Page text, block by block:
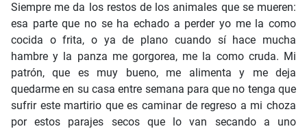
Siempre me da los restos de los animales que se mueren:
esa parte que no se ha echado a perder yo me la como
cocida o frita, o ya de plano cuando sí hace mucha
hambre y la panza me gorgorea, me la como cruda. Mi
patrón, que es muy bueno, me alimenta y me deja
quedarme en su casa entre semana para que no tenga que
sufrir este martirio que es caminar de regreso a mi choza
por estos parajes secos que lo van secando a uno